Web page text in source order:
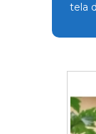
tela